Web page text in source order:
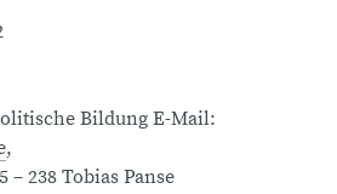
Bildung E-Mail:
,
– 238 Tobias Panse